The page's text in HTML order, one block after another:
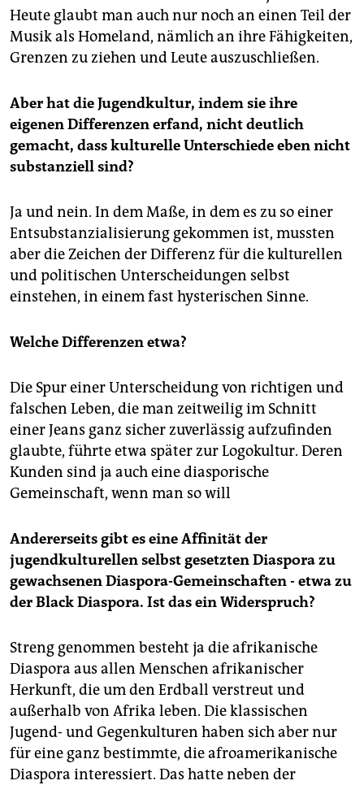
Heute glaubt man auch nur noch an einen Teil der
Musik als Homeland, nämlich an ihre Fähigkeiten,
Grenzen zu ziehen und Leute auszuschließen.
Aber hat die Jugendkultur, indem sie ihre
eigenen Differenzen erfand, nicht deutlich
gemacht, dass kulturelle Unterschiede eben nicht
substanziell sind?
Ja und nein. In dem Maße, in dem es zu so einer
Entsubstanzialisierung gekommen ist, mussten
aber die Zeichen der Differenz für die kulturellen
und politischen Unterscheidungen selbst
einstehen, in einem fast hysterischen Sinne.
Welche Differenzen etwa?
Die Spur einer Unterscheidung von richtigen und
falschen Leben, die man zeitweilig im Schnitt
einer Jeans ganz sicher zuverlässig aufzufinden
glaubte, führte etwa später zur Logokultur. Deren
Kunden sind ja auch eine diasporische
Gemeinschaft, wenn man so will
Andererseits gibt es eine Affinität der
jugendkulturellen selbst gesetzten Diaspora zu
gewachsenen Diaspora-Gemeinschaften - etwa zu
der Black Diaspora. Ist das ein Widerspruch?
Streng genommen besteht ja die afrikanische
Diaspora aus allen Menschen afrikanischer
Herkunft, die um den Erdball verstreut und
außerhalb von Afrika leben. Die klassischen
Jugend- und Gegenkulturen haben sich aber nur
für eine ganz bestimmte, die afroamerikanische
Diaspora interessiert. Das hatte neben der